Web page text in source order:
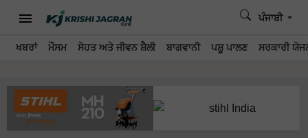
ਖਬਰਾਂ ਮੌਸਮ ਸੇਹਤ ਅਤੇ ਜੀਵਨ ਸ਼ੈਲੀ ਬਾਗਵਾਨੀ ਪਸ਼ੂ ਪਾਲਣ ਸਰਕਾਰੀ
ਪੰਜਾਬੀ